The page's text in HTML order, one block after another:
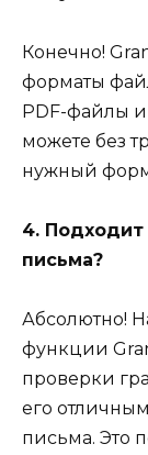
Конечно!
форматы
PDF-файлы
можете без
нужный
4. Подходит
письма?
Абсолютно!
функции
проверки
его
письма. Это